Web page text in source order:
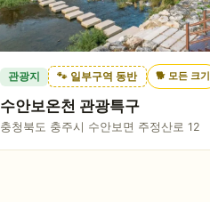
관광지 🐾 일부구역 동반 🐕 모든 크기
수안보온천 관광특구
충청북도 충주시 수안보면 주정산로 12